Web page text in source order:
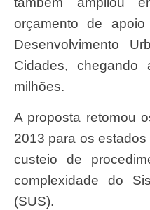
orçamento de
Desenvolvimento
Cidades,
milhões.
A proposta retomou os valores de repasse de
2013 para os
custeio de
complexidade do
(SUS).